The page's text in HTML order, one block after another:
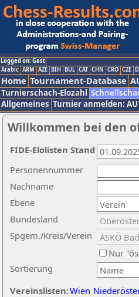
Logged on: Gast
Arabic ARM AZE BIH BUL CAT CHN CRO CZE
Home Tournament-Database
Turnierschach-Elozahl
Allgemeines Turnier anmelden:
Willkommen bei den
Nachname
Ebene
Sortierung
Personennummer
Bundesland
Spgem./Kreis/Verein
Nur
Vereinslisten:Wien
FIDE-Elolisten Stand